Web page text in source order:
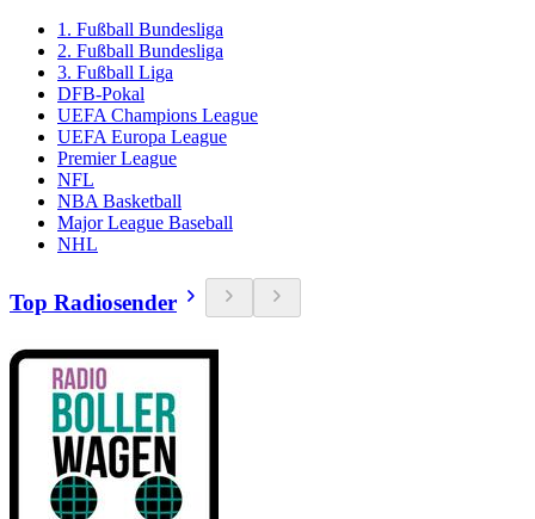
1. Fußball Bundesliga
2. Fußball Bundesliga
3. Fußball Liga
DFB-Pokal
UEFA Champions League
UEFA Europa League
Premier League
NFL
NBA Basketball
Major League Baseball
NHL
Top Radiosender